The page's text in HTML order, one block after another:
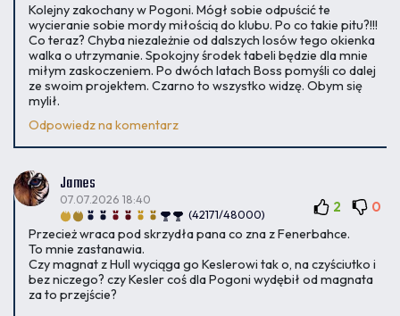
Kolejny zakochany w Pogoni. Mógł sobie odpuścić te
wycieranie sobie mordy miłością do klubu. Po co takie pitu?!!!
Co teraz? Chyba niezależnie od dalszych losów tego okienka
walka o utrzymanie. Spokojny środek tabeli będzie dla mnie
miłym zaskoczeniem. Po dwóch latach Boss pomyśli co dalej
ze swoim projektem. Czarno to wszystko widzę. Obym się
mylił.
Odpowiedz na komentarz
James
(42171/48000)
07.07.2026 18:40 2 0
Przecież wraca pod skrzydła pana co zna z Fenerbahce.
To mnie zastanawia.
Czy magnat z Hull wyciąga go Keslerowi tak o, na czyściutko i
bez niczego? czy Kesler coś dla Pogoni wydębił od magnata
za to przejście?